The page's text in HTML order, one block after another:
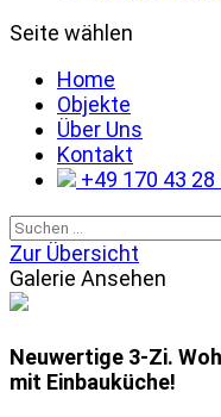
Seite wählen
Home
Objekte
Über Uns
Kontakt
+49 170 43 28
Zur Übersicht
Galerie Ansehen
Neuwertige 3-Zi.
mit Einbauküche!